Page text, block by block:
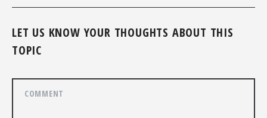
LET US KNOW YOUR THOUGHTS ABOUT THIS
TOPIC